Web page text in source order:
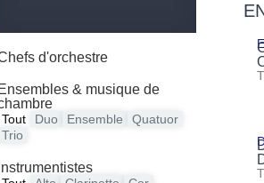
d'orchestre
Ensembles & musique de
Duo Ensemble
Quatuor
Trio
Tout
Instrumentistes